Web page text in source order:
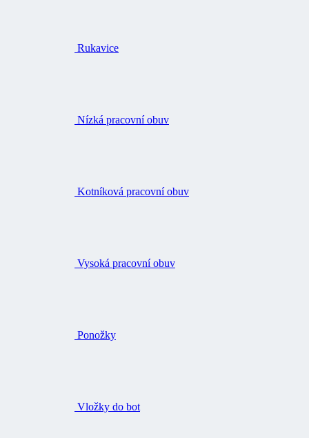
Rukavice
Nízká pracovní obuv
Kotníková pracovní obuv
Vysoká pracovní obuv
Ponožky
Vložky do bot